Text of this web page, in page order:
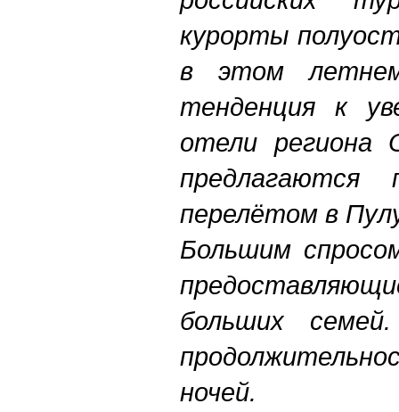
курорты
в этом летнем
тенденция к
отели региона
перелётом в
Большим
больших
ночей.